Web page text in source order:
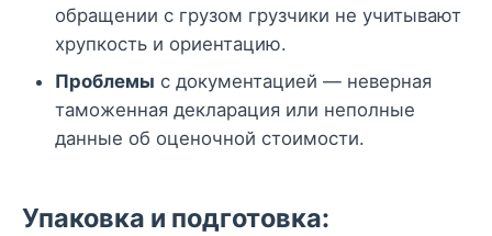
обращении с грузом грузчики не учитывают
хрупкость и ориентацию.
Проблемы с документацией — неверная
таможенная декларация или неполные
данные об оценочной стоимости.
Упаковка и подготовка: